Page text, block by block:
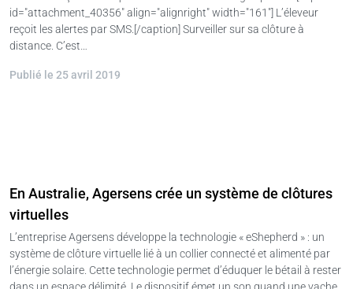
id="attachment_40356" align="alignright" width="161"] L’éleveur
reçoit les alertes par SMS.[/caption] Surveiller sur sa clôture à
distance. C’est…
Publié le 25 avril 2019
En Australie, Agersens crée un système de clôtures
virtuelles
L’entreprise Agersens développe la technologie « eShepherd » : un
système de clôture virtuelle lié à un collier connecté et alimenté par
l’énergie solaire. Cette technologie permet d’éduquer le bétail à rester